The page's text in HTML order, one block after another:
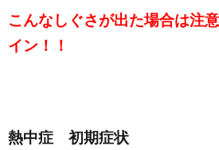
こんなしぐさが出た場合は注
イン！！
熱中症 初期症状